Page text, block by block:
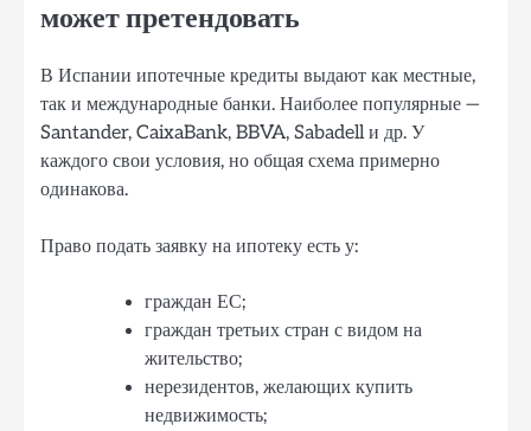
может претендовать
В Испании ипотечные кредиты выдают как местные,
так и международные банки. Наиболее популярные —
Santander, CaixaBank, BBVA, Sabadell и др. У
каждого свои условия, но общая схема примерно
одинакова.
Право подать заявку на ипотеку есть у:
граждан ЕС;
граждан третьих стран с видом на
жительство;
нерезидентов, желающих купить
недвижимость;